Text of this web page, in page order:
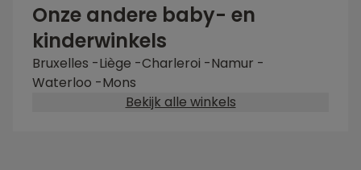
Onze andere baby- en
kinderwinkels
Bruxelles -Liège -Charleroi -Namur -
Waterloo -Mons
Bekijk alle winkels